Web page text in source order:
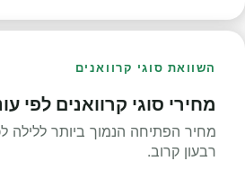
השוואת סוגי קרוואנים
מחירי סוגי קרוואנים לפי
מחיר הפתיחה הנמוך ביותר ללילה
רבעון קרוב.